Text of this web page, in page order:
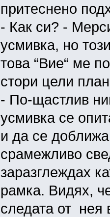
притеснено
- Как си? -
усмивка, но
това “Вие“ ме
стори цели
- По-щастлив
усмивка се
и да се
срамежливо
заразглеждах
рамка. Видях,
следата от